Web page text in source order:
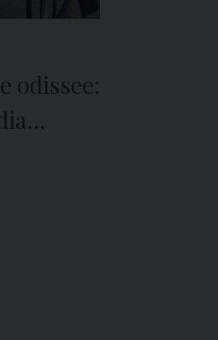
odissee: